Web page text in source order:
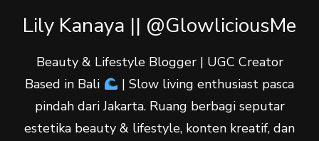
Lily Kanaya || @GlowliciousMe
Beauty & Lifestyle Blogger | UGC Creator
Based in Bali
| Slow living enthusiast pasca
pindah dari Jakarta. Ruang berbagi seputar
estetika beauty & lifestyle, konten kreatif, dan